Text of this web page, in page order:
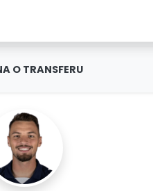
O TRANSFERU